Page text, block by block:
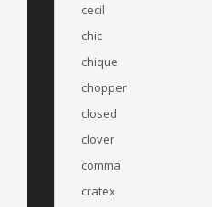
cecil
chic
chique
chopper
closed
clover
comma
cratex